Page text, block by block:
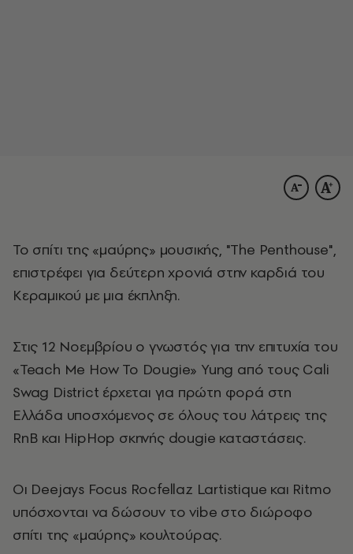
Το σπίτι της «μαύρης» μουσικής, "The Penthouse",
επιστρέφει για δεύτερη χρονιά στην καρδιά του
Κεραμικού με μια έκπληξη.
Στις 12 Νοεμβρίου ο γνωστός για την επιτυχία του
«Teach Me How To Dougie» Yung από τους Cali
Swag District έρχεται για πρώτη φορά στη
Ελλάδα υποσχόμενος σε όλους του λάτρεις της
RnB και HipHop σκηνής dougie καταστάσεις.
Οι Deejays Focus Rocfellaz Lartistique και Ritmo
υπόσχονται να δώσουν το vibe στο διώροφο
σπίτι της «μαύρης» κουλτούρας.